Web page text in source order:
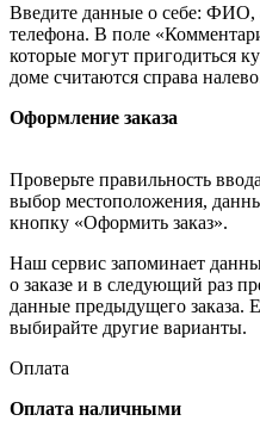
Введите данные о себе: ФИО,
телефона. В поле
которые могут пригодиться
доме считаются справа
Оформление заказа
Проверьте правильность
выбор местоположения,
кнопку «Оформить заказ».
Наш сервис запоминает
о заказе и в следующий раз
данные предыдущего заказа.
выбирайте другие варианты.
Оплата
Оплата наличными